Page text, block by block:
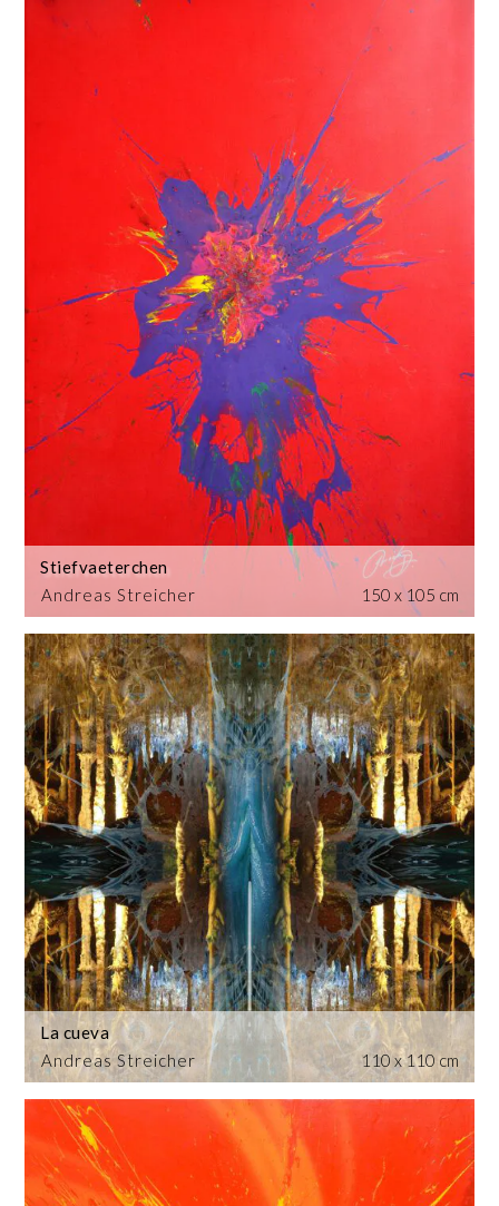
Andreas Streicher
Stiefvaeterchen
150 x 105 cm
Andreas Streicher
La cueva
110 x 110 cm